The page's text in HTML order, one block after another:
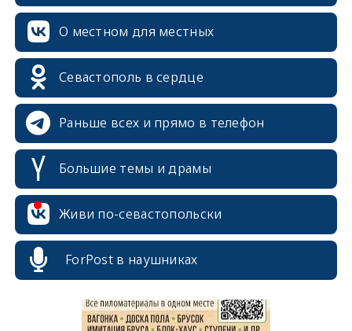
О местном для местных
Севастополь в сердце
Раньше всех и прямо в телефон
Большие темы и драмы
Живи по-севастопольски
ForPost в наушниках
erid: 2SDnjdPjgYS